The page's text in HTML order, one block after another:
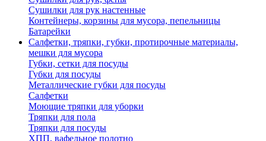
Сушилки для рук настенные
Контейнеры, корзины для мусора, пепельницы
Батарейки
Салфетки, тряпки, губки, протирочные материалы,
мешки для мусора
Губки, сетки для посуды
Губки для посуды
Металлические губки для посуды
Салфетки
Моющие тряпки для уборки
Тряпки для пола
Тряпки для посуды
ХПП, вафельное полотно